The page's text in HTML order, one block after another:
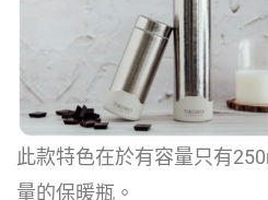
此款特色在於有容量只有
量的保暖瓶。